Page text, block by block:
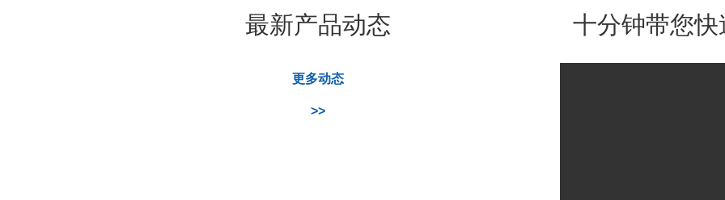
最新产品动态
更多动态
>>
十分钟带您